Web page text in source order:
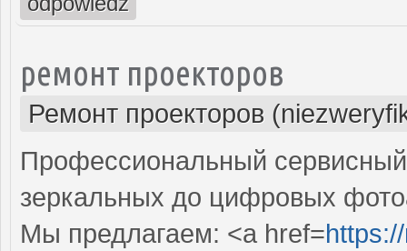
ремонт проекторов
Ремонт проекторов
Профессиональный
зеркальных до цифровых
Мы предлагаем: <a href=